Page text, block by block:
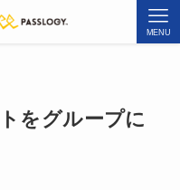
MENU
をグループに